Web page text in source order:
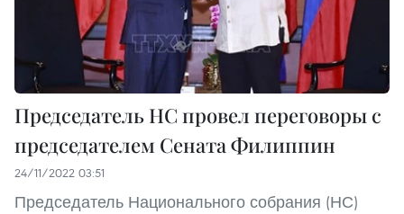
Председатель НС провел переговоры с
председателем Сената Филиппин
24/11/2022 03:51
Председатель Национального собрания (НС)